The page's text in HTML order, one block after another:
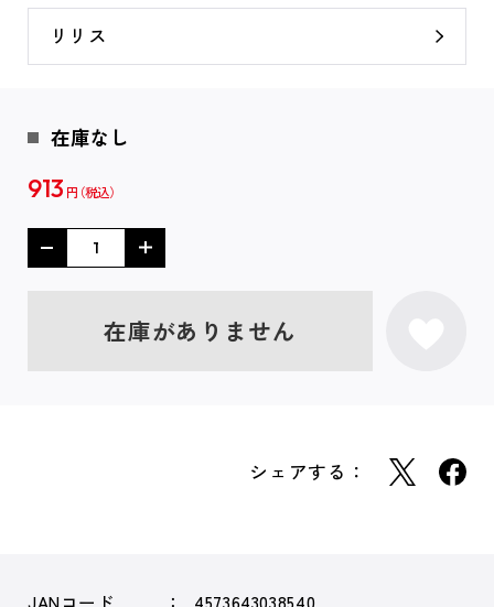
リリス
在庫なし
913 円
在庫がありません
シェアする：
JANコード 4573643038540